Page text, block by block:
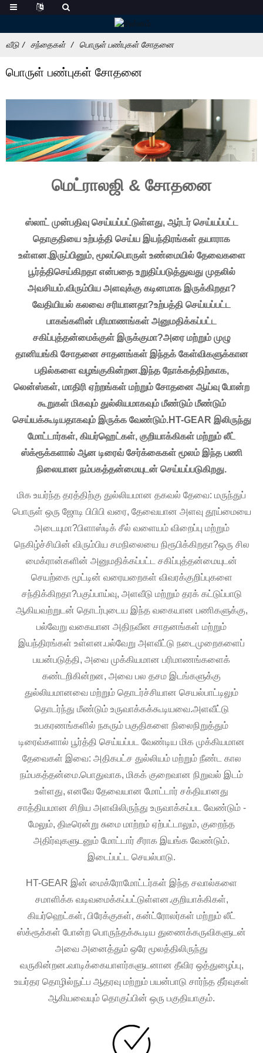
வீடு சந்தைகள் பொருள் பண்புகள் சோதனை
பொருள் பண்புகள் சோதனை
மெட்ராலஜி & சோதனை
ஸ்லாட் முன்பதிவு செய்யப்பட்டுள்ளது, ஆர்டர் செய்யப்பட்ட
தொகுதியை உற்பத்தி செய்ய இயந்திரங்கள் தயாராக
உள்ளன.இருப்பினும், மூலப்பொருள் உண்மையில் தேவைகளை
பூர்த்திசெய்கிறதா என்பதை உறுதிப்படுத்துவது முதலில்
அவசியம்.விரும்பிய அளவுக்கு கடினமாக இருக்கிறதா?
வேதியியல் கலவை சரியானதா?உற்பத்தி செய்யப்பட்ட
பாகங்களின் பரிமாணங்கள் அனுமதிக்கப்பட்ட
சகிப்புத்தன்மைக்குள் இருக்குமா?அரை மற்றும் முழு
தானியங்கி சோதனை சாதனங்கள் இந்தக் கேள்விகளுக்கான
பதில்களை வழங்குகின்றன.இந்த நோக்கத்திற்காக,
லென்ஸ்கள், மாதிரி ஏற்றங்கள் மற்றும் சோதனை ஆய்வு போன்ற
கூறுகள் மிகவும் துல்லியமாகவும் மீண்டும் மீண்டும்
செய்யக்கூடியதாகவும் இருக்க வேண்டும்.HT-GEAR இலிருந்து
மோட்டார்கள், கியர்ஹெட்கள், குறியாக்கிகள் மற்றும் லீட்
ஸ்க்ரூக்களால் ஆன டிரைவ் சேர்க்கைகள் மூலம் இந்த பணி
நிலையான நம்பகத்தன்மையுடன் செய்யப்படுகிறது.
மிக உயர்ந்த தரத்திற்கு துல்லியமான தகவல் தேவை: மருந்துப்
பொருள் ஒரு ஜோடி பிபிபி வரை, தேவையான அளவு தூய்மையை
அடையுமா?பிளாஸ்டிக் சீல் வளையம் விறைப்பு மற்றும்
நெகிழ்ச்சியின் விரும்பிய சமநிலையை நிரூபிக்கிறதா?ஒரு சில
மைக்ரான்களின் அனுமதிக்கப்பட்ட சகிப்புத்தன்மையுடன்
செயற்கை மூட்டின் வரையறைகள் விவரக்குறிப்புகளை
சந்திக்கிறதா?பகுப்பாய்வு, அளவீடு மற்றும் தரக் கட்டுப்பாடு
ஆகியவற்றுடன் தொடர்புடைய இந்த வகையான பணிகளுக்கு,
பல்வேறு வகையான அதிநவீன சாதனங்கள் மற்றும்
இயந்திரங்கள் உள்ளன.பல்வேறு அளவீட்டு நடைமுறைகளைப்
பயன்படுத்தி, அவை முக்கியமான பரிமாணங்களைக்
கண்டறிகின்றன, அவை பல தசம இடங்களுக்கு
துல்லியமானவை மற்றும் தொடர்ச்சியான செயல்பாட்டிலும்
தொடர்ந்து மீண்டும் உருவாக்கக்கூடியவை.அளவீட்டு
உபகரணங்களில் நகரும் பகுதிகளை நிலைநிறுத்தும்
டிரைவ்களால் பூர்த்தி செய்யப்பட வேண்டிய மிக முக்கியமான
தேவைகள் இவை: அதிகபட்ச துல்லியம் மற்றும் நீண்ட கால
நம்பகத்தன்மை.பொதுவாக, மிகக் குறைவான நிறுவல் இடம்
உள்ளது, எனவே தேவையான மோட்டார் சக்தியானது
சாத்தியமான சிறிய அளவிலிருந்து உருவாக்கப்பட வேண்டும் -
மேலும், திடீரென்று சுமை மாற்றம் ஏற்பட்டாலும், குறைந்த
அதிர்வுகளுடனும் மோட்டார் சீராக இயங்க வேண்டும்.
இடைப்பட்ட செயல்பாடு.
HT-GEAR இன் மைக்ரோமோட்டர்கள் இந்த சவால்களை
சமாளிக்க வடிவமைக்கப்பட்டுள்ளன.குறியாக்கிகள்,
கியர்ஹெட்கள், பிரேக்குகள், கன்ட்ரோலர்கள் மற்றும் லீட்
ஸ்க்ரூக்கள் போன்ற பொருந்தக்கூடிய துணைக்கருவிகளுடன்
அவை அனைத்தும் ஒரே மூலத்திலிருந்து
வருகின்றன.வாடிக்கையாளர்களுடனான தீவிர ஒத்துழைப்பு,
உயர்தர தொழில்நுட்ப ஆதரவு மற்றும் பயன்பாடு சார்ந்த தீர்வுகள்
ஆகியவையும் தொகுப்பின் ஒரு பகுதியாகும்.